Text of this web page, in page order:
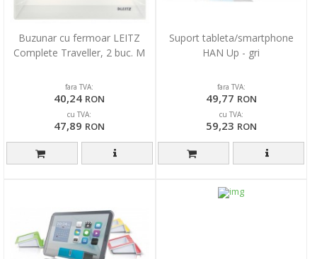
Buzunar cu fermoar LEITZ
Complete Traveller, 2 buc. M
fara TVA:
40,24 RON
cu TVA:
47,89 RON
Suport tableta/smartphone
HAN Up - gri
fara TVA:
49,77 RON
cu TVA:
59,23 RON